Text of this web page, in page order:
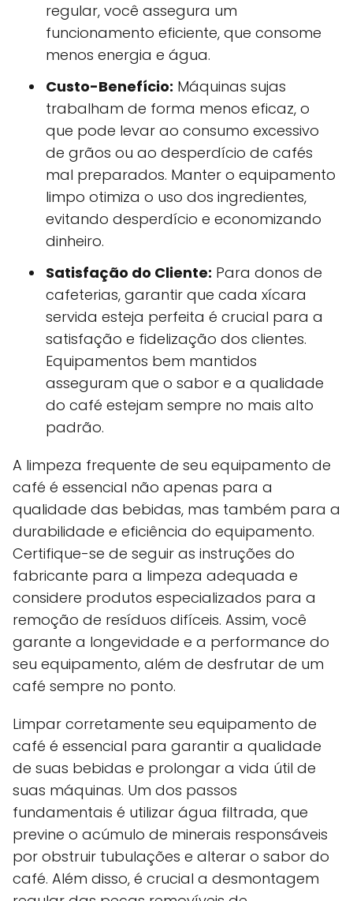
regular, você assegura um
funcionamento eficiente, que consome
menos energia e água.
Custo-Benefício: Máquinas sujas
trabalham de forma menos eficaz, o
que pode levar ao consumo excessivo
de grãos ou ao desperdício de cafés
mal preparados. Manter o equipamento
limpo otimiza o uso dos ingredientes,
evitando desperdício e economizando
dinheiro.
Satisfação do Cliente: Para donos de
cafeterias, garantir que cada xícara
servida esteja perfeita é crucial para a
satisfação e fidelização dos clientes.
Equipamentos bem mantidos
asseguram que o sabor e a qualidade
do café estejam sempre no mais alto
padrão.
A limpeza frequente de seu equipamento de
café é essencial não apenas para a
qualidade das bebidas, mas também para a
durabilidade e eficiência do equipamento.
Certifique-se de seguir as instruções do
fabricante para a limpeza adequada e
considere produtos especializados para a
remoção de resíduos difíceis. Assim, você
garante a longevidade e a performance do
seu equipamento, além de desfrutar de um
café sempre no ponto.
Limpar corretamente seu equipamento de
café é essencial para garantir a qualidade
de suas bebidas e prolongar a vida útil de
suas máquinas. Um dos passos
fundamentais é utilizar água filtrada, que
previne o acúmulo de minerais responsáveis
por obstruir tubulações e alterar o sabor do
café. Além disso, é crucial a desmontagem